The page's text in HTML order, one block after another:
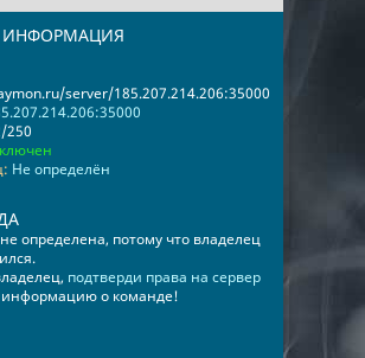
server/185.207.214.206:35000
250
Не определён
определена, потому что владелец
подтверди права на сервер
информацию о команде!